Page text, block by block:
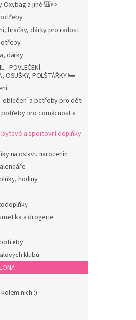
Oxybag a jiné 🎒✏️
hračky, dárky pro radost
dárky
- POVLEČENÍ,
OSUŠKY, POLŠTÁŘKY 🛏️
oblečení a potřeby pro děti
pro domácnost a
a sportovní doplňky,
na oslavu narozenin
hodiny
a drogerie
klubů
kolem nich :)